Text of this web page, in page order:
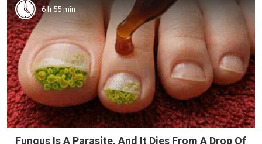
6 h 55 min
Fungus Is A Parasite, And It Dies From A Drop Of